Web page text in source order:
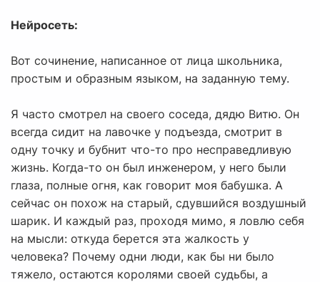
Нейросеть:
Вот сочинение, написанное от лица школьника,
простым и образным языком, на заданную тему.
Я часто смотрел на своего соседа, дядю Витю. Он
всегда сидит на лавочке у подъезда, смотрит в
одну точку и бубнит что-то про несправедливую
жизнь. Когда-то он был инженером, у него были
глаза, полные огня, как говорит моя бабушка. А
сейчас он похож на старый, сдувшийся воздушный
шарик. И каждый раз, проходя мимо, я ловлю себя
на мысли: откуда берется эта жалкость у
человека? Почему одни люди, как бы ни было
тяжело, остаются королями своей судьбы, а